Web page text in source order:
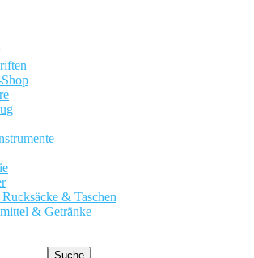
& Taschen
& Getränke